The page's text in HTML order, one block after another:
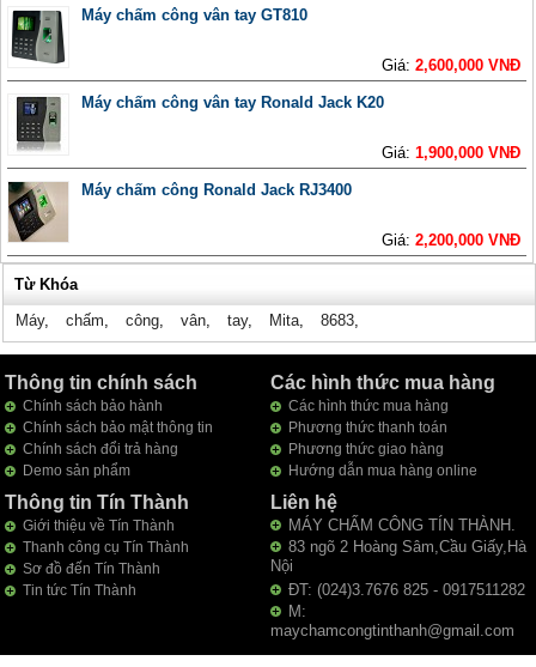
Máy chấm công vân tay GT810
Giá:2,600,000 VNĐ
Máy chấm công vân tay Ronald Jack K20
Giá:1,900,000 VNĐ
Máy chấm công Ronald Jack RJ3400
Giá:2,200,000 VNĐ
Từ Khóa
Máy, chấm, công, vân, tay, Mita, 8683,
Thông tin chính sách
Chính sách bảo hành
Chính sách bảo mật thông tin
Chính sách đổi trả hàng
Demo sản phẩm
Các hình thức mua hàng
Các hình thức mua hàng
Phương thức thanh toán
Phương thức giao hàng
Hướng dẫn mua hàng online
Thông tin Tín Thành
Giới thiệu về Tín Thành
Thanh công cụ Tín Thành
Sơ đồ đến Tín Thành
Tin tức Tín Thành
Liên hệ
MÁY CHẤM CÔNG TÍN THÀNH.
83 ngõ 2 Hoàng Sâm,Cầu Giấy,Hà
Nội
ĐT: (024)3.7676 825 - 0917511282
M:
maychamcongtinthanh@gmail.com